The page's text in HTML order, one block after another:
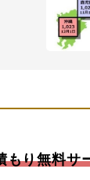
もり無料サ